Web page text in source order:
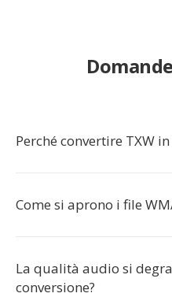
Perché convertire TXW in
Come si aprono i file
La qualità audio si
conversione?